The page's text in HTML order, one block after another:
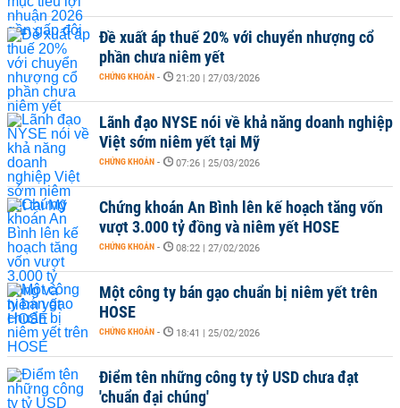
Đề xuất áp thuế 20% với chuyển nhượng cổ
phần chưa niêm yết
CHỨNG KHOÁN - 21:20 | 27/03/2026
Lãnh đạo NYSE nói về khả năng doanh nghiệp
Việt sớm niêm yết tại Mỹ
CHỨNG KHOÁN - 07:26 | 25/03/2026
Chứng khoán An Bình lên kế hoạch tăng vốn
vượt 3.000 tỷ đồng và niêm yết HOSE
CHỨNG KHOÁN - 08:22 | 27/02/2026
Một công ty bán gạo chuẩn bị niêm yết trên
HOSE
CHỨNG KHOÁN - 18:41 | 25/02/2026
Điểm tên những công ty tỷ USD chưa đạt
'chuẩn đại chúng'